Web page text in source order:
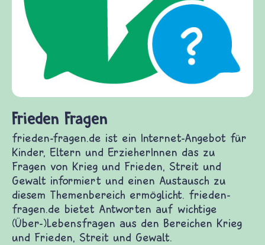
Frieden Fragen
frieden-fragen.de ist ein Internet-Angebot für
Kinder, Eltern und ErzieherInnen das zu
Fragen von Krieg und Frieden, Streit und
Gewalt informiert und einen Austausch zu
diesem Themenbereich ermöglicht. frieden-
fragen.de bietet Antworten auf wichtige
(Über-)Lebensfragen aus den Bereichen Krieg
und Frieden, Streit und Gewalt.